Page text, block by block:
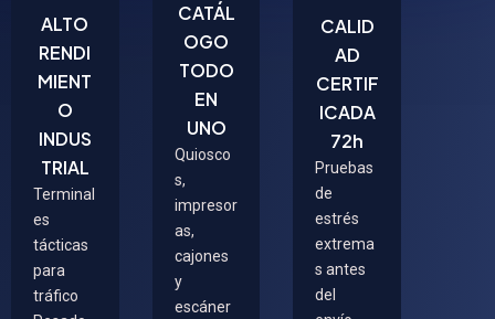
ALTO
RENDI
MIENT
O
INDUS
TRIAL
Terminal
es
tácticas
para
tráfico
CATÁL
OGO
TODO
EN
UNO
Quiosco
s,
impresor
as,
cajones
y
escáner
CALID
AD
CERTIF
ICADA
72h
Pruebas
de
estrés
extrema
s antes
del